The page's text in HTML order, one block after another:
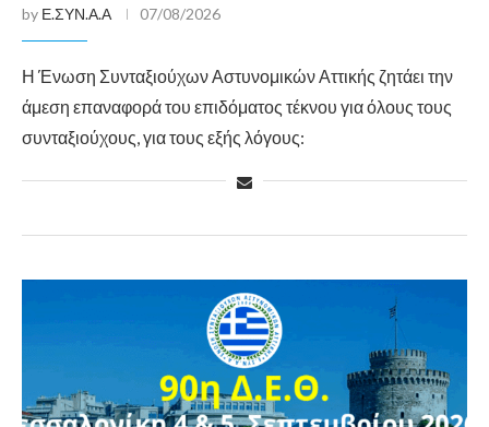
by Ε.ΣΥΝ.Α.Α 07/08/2026
Η Ένωση Συνταξιούχων Αστυνομικών Αττικής ζητάει την
άμεση επαναφορά του επιδόματος τέκνου για όλους τους
συνταξιούχους, για τους εξής λόγους: